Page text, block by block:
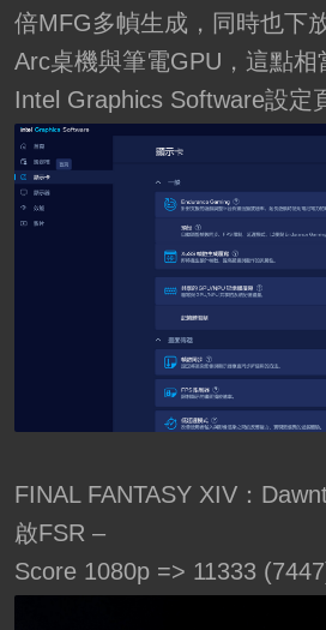
倍MFG多幀生成，同時也下
Arc桌機與筆電GPU，這點相
Intel Graphics Software設定
FINAL FANTASY XIV：
啟FSR –
Score 1080p => 11333